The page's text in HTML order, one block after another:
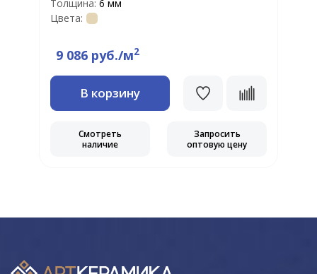
Толщина: 6 мм
Цвета:
9 086 руб./м2
В корзину
Смотреть
наличие
Запросить
оптовую цену